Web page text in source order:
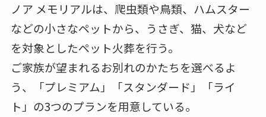
ノア メモリアルは、爬虫類や鳥類、ハムスター
などの小さなペットから、うさぎ、猫、犬など
を対象としたペット火葬を行う。
ご家族が望まれるお別れのかたちを選べるよ
う、「プレミアム」「スタンダード」「ライ
ト」の3つのプランを用意している。